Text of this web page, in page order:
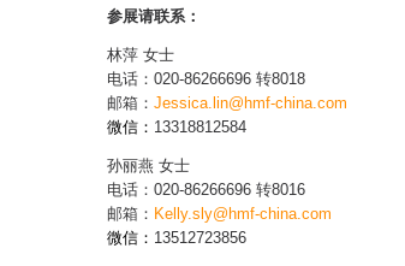
参展请联系：
林萍 女士
电话：020-86266696 转8018
邮箱： Jessica.lin@hmf-china.com
微信： 13318812584
孙丽燕 女士
电话：020-86266696 转8016
邮箱： Kelly.sly@hmf-china.com
微信： 13512723856